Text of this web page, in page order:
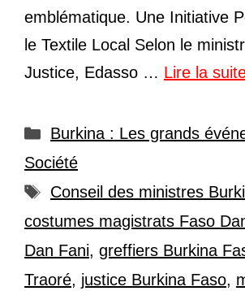
emblématique. Une Initiative
le Textile Local Selon le
Justice, Edasso … Lire la
Catégories
Burkina : Les grands
Société
Étiquettes
Conseil des ministres
costumes magistrats Faso
Dan Fani, greffiers Burkina
Traoré, justice Burkina Faso,